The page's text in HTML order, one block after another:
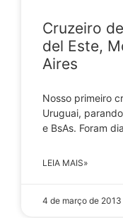
Cruzeiro
del Este,
Aires
Nosso primeiro
Uruguai,
e BsAs. Foram
LEIA MAIS»
4 de março de 2013